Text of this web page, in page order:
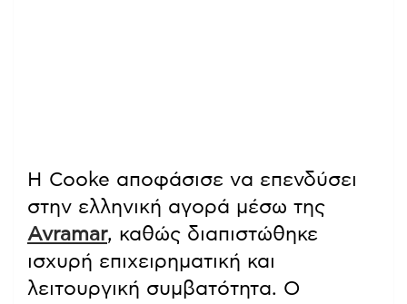
Η Cooke αποφάσισε να επενδύσει
στην ελληνική αγορά μέσω της
Avramar, καθώς διαπιστώθηκε
ισχυρή επιχειρηματική και
λειτουργική συμβατότητα. Ο